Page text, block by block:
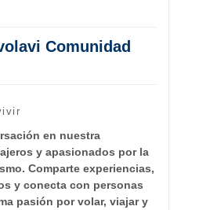
Comunidad
en nuestra
y apasionados por la
Comparte experiencias,
y conecta con personas
pasión por volar, viajar y